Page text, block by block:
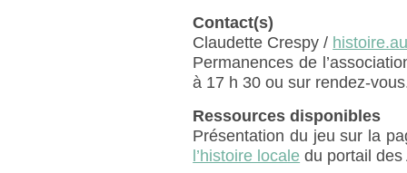
Contact(s)
Claudette Crespy /
Permanences de
à 17 h 30 ou sur rendez-
Ressources disponibles
Présentation du jeu sur la
l’histoire locale du portail